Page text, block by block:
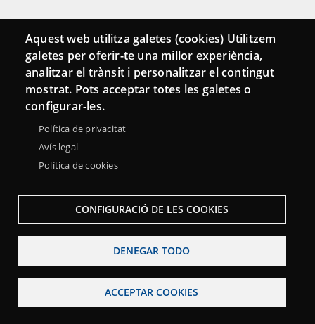
Conecta
Contacto
Hemeroteca
Aquest web utilitza galetes (cookies) Utilitzem
galetes per oferir-te una millor experiència,
analitzar el trànsit i personalitzar el contingut
mostrat. Pots acceptar totes les galetes o
configurar-les.
Política de privacitat
Avís legal
Política de cookies
CONFIGURACIÓ DE LES COOKIES
DENEGAR TODO
ACCEPTAR COOKIES
Menu
Sobre la Red Punt TIC Aviso legal
Accesibilidad